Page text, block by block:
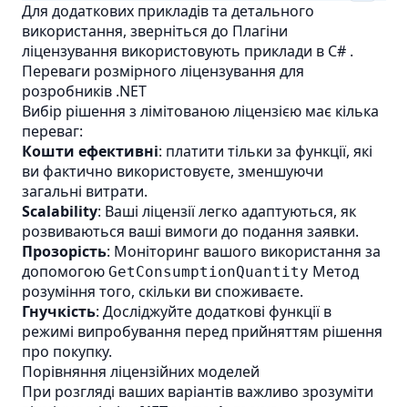
Для додаткових прикладів та детального
використання, зверніться до Плагіни
ліцензування використовують приклади в C# .
Переваги розмірного ліцензування для
розробників .NET
Вибір рішення з лімітованою ліцензією має кілька
переваг:
Кошти ефективні: платити тільки за функції, які
ви фактично використовуєте, зменшуючи
загальні витрати.
Scalability: Ваші ліцензії легко адаптуються, як
розвиваються ваші вимоги до подання заявки.
Прозорість: Моніторинг вашого використання за
допомогою GetConsumptionQuantity Метод
розуміння того, скільки ви споживаєте.
Гнучкість: Досліджуйте додаткові функції в
режимі випробування перед прийняттям рішення
про покупку.
Порівняння ліцензійних моделей
При розгляді ваших варіантів важливо зрозуміти